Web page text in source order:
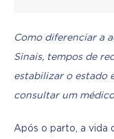
Como diferenciar a
Sinais, tempos de
estabilizar o estado
consultar um médico
Após o parto, a vida